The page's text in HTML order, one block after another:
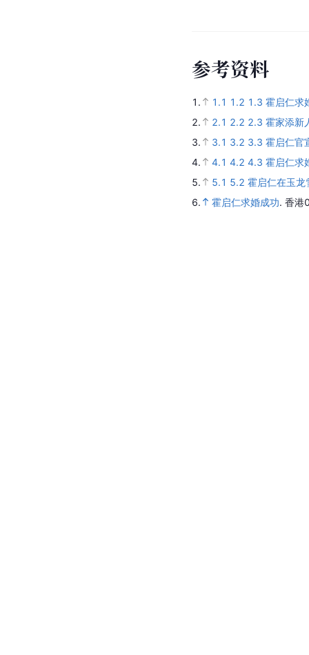
参考资料
1. 1.1 1.2 1.3 霍启仁求
2.
2.1 2.2 2.3 霍家添新
3.
3.1 3.2 3.3 霍启仁官
4.
4.1 4.2 4.3 霍启仁求
5.
5.1 5.2 霍启仁在玉龙
6.
霍启仁求婚成功. 香港